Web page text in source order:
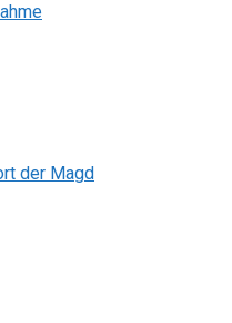
der Magd